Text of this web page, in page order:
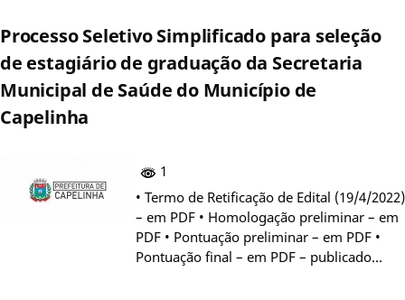
Processo Seletivo Simplificado para seleção
de estagiário de graduação da Secretaria
Municipal de Saúde do Município de
Capelinha
1
• Termo de Retificação de Edital (19/4/2022)
– em PDF • Homologação preliminar – em
PDF • Pontuação preliminar – em PDF •
Pontuação final – em PDF – publicado…